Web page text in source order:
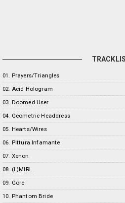
01. Prayers/Triangles
02. Acid Hologram
03. Doomed User
04. Geometric Headdress
05. Hearts/Wires
06. Pittura Infamante
07. Xenon
08. (L)MIRL
09. Gore
10. Phantom Bride